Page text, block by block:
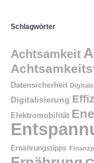
Schlagwörter
Achtsamkeit
Datensicherheit
Digitalisierung
Elektromobilität
Ernährungstipps